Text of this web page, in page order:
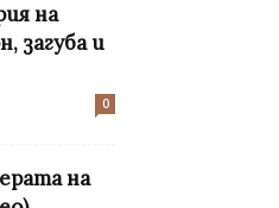
на
загуба и
0
на